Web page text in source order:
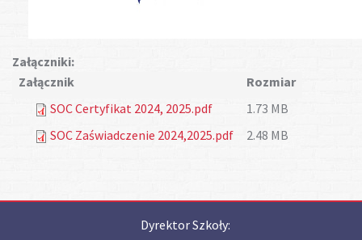
Załączniki:
Załącznik
Rozmiar
SOC Certyfikat 2024, 2025.pdf
1.73 MB
SOC Zaświadczenie 2024,2025.pdf
2.48 MB
Dyrektor Szkoły: